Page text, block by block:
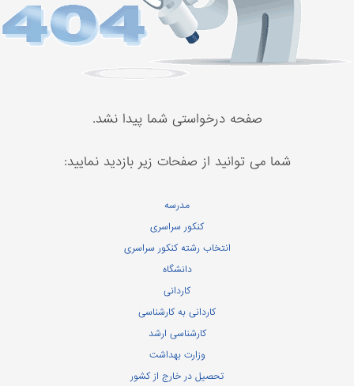
صفحه درخواستی شما پیدا نشد.
شما می توانید از صفحات زیر بازدید نمایید:
مدرسه
کنکور سراسری
انتخاب رشته کنکور سراسری
دانشگاه
کاردانی
کاردانی به کارشناسی
کارشناسی ارشد
وزارت بهداشت
تحصیل در خارج از کشور